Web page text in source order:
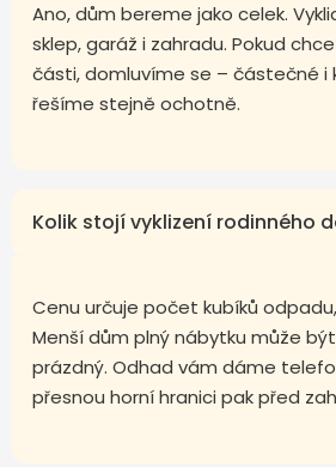
Ano, dům bereme jako celek.
sklep, garáž i zahradu. Pokud
části, domluvíme se – částečné i
řešíme stejně ochotně.
Kolik stojí vyklizení rodinného
Cenu určuje počet kubíků
Menší dům plný nábytku může
prázdný. Odhad vám dáme
přesnou horní hranici pak před